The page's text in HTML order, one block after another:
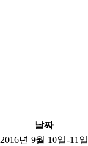
날짜
2016년 9월 10일-11일